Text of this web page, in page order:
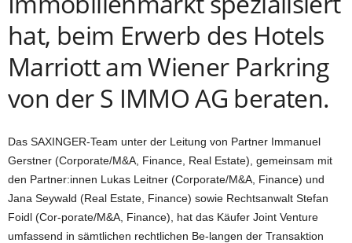
hat, beim Erwerb des Hotels
Marriott am Wiener Parkring
von der S IMMO AG beraten.
Das SAXINGER-Team unter der Leitung von Partner Immanuel
Gerstner (Corporate/M&A, Finance, Real Estate), gemeinsam mit
den Partner:innen Lukas Leitner (Corporate/M&A, Finance) und
Jana Seywald (Real Estate, Finance) sowie Rechtsanwalt Stefan
Foidl (Cor-porate/M&A, Finance), hat das Käufer Joint Venture
umfassend in sämtlichen rechtlichen Be-langen der Transaktion